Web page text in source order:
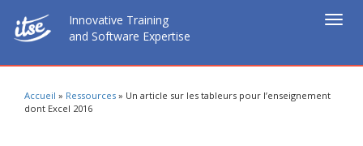
Innovative Training
and Software Expertise
Accueil » Ressources » Un article sur les tableurs pour l’enseignement
dont Excel 2016